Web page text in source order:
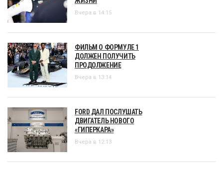
Вчера в 14:15
ФИЛЬМ О ФОРМУЛЕ 1
ДОЛЖЕН ПОЛУЧИТЬ
ПРОДОЛЖЕНИЕ
Вчера в 13:14
FORD ДАЛ ПОСЛУШАТЬ
ДВИГАТЕЛЬ НОВОГО
«ГИПЕРКАРА»
Вчера в 12:13